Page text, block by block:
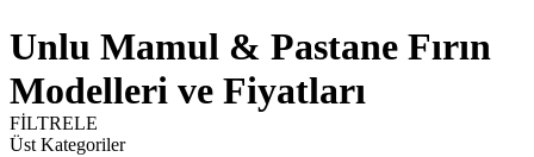
Unlu Mamul & Pastane Fırın
Modelleri ve Fiyatları
FİLTRELE
Üst Kategoriler